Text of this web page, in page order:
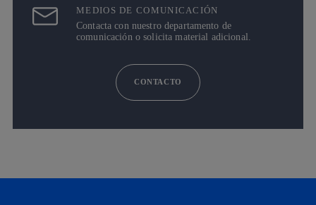
MEDIOS DE COMUNICACIÓN
Contacta con nuestro departamento de
comunicación o solicita material adicional.
CONTACTO